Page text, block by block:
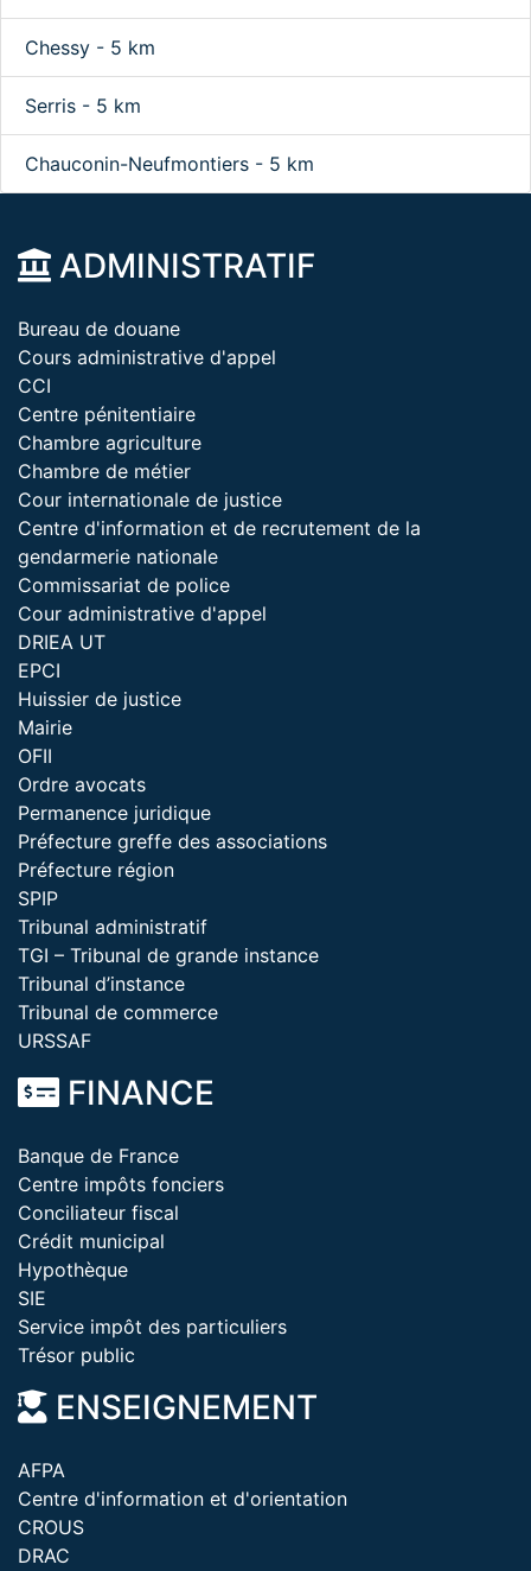
Chessy - 5 km
Serris - 5 km
Chauconin-Neufmontiers - 5 km
ADMINISTRATIF
Bureau de douane
Cours administrative d'appel
CCI
Centre pénitentiaire
Chambre agriculture
Chambre de métier
Cour internationale de justice
Centre d'information et de recrutement de la
gendarmerie nationale
Commissariat de police
Cour administrative d'appel
DRIEA UT
EPCI
Huissier de justice
Mairie
OFII
Ordre avocats
Permanence juridique
Préfecture greffe des associations
Préfecture région
SPIP
Tribunal administratif
TGI – Tribunal de grande instance
Tribunal d’instance
Tribunal de commerce
URSSAF
FINANCE
Banque de France
Centre impôts fonciers
Conciliateur fiscal
Crédit municipal
Hypothèque
SIE
Service impôt des particuliers
Trésor public
ENSEIGNEMENT
AFPA
Centre d'information et d'orientation
CROUS
DRAC